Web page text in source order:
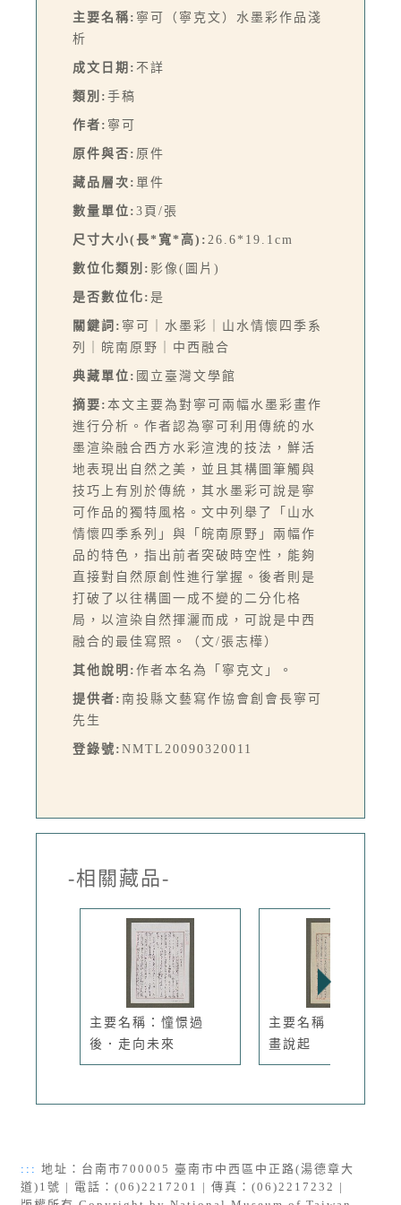
主要名稱: 寧可（寧克文）水墨彩作品淺
析
成文日期: 不詳
類別: 手稿
作者: 寧可
原件與否: 原件
藏品層次: 單件
數量單位: 3頁/張
尺寸大小(長*寬*高): 26.6*19.1cm
數位化類別: 影像(圖片)
是否數位化: 是
關鍵詞: 寧可｜水墨彩｜山水情懷四季系
列｜皖南原野｜中西融合
典藏單位: 國立臺灣文學館
摘要: 本文主要為對寧可兩幅水墨彩畫作
進行分析。作者認為寧可利用傳統的水
墨渲染融合西方水彩渲洩的技法，鮮活
地表現出自然之美，並且其構圖筆觸與
技巧上有別於傳統，其水墨彩可說是寧
可作品的獨特風格。文中列舉了「山水
情懷四季系列」與「皖南原野」兩幅作
品的特色，指出前者突破時空性，能夠
直接對自然原創性進行掌握。後者則是
打破了以往構圖一成不變的二分化格
局，以渲染自然揮灑而成，可說是中西
融合的最佳寫照。（文/張志樺）
其他說明: 作者本名為「寧克文」。
提供者: 南投縣文藝寫作協會創會長寧可
先生
登錄號: NMTL20090320011
-相關藏品-
主要名稱：憧憬過
後．走向未來
主要名稱：從洪通的
畫說起
::: 地址：台南市700005 臺南市中西區中正路(湯德章大
道)1號 | 電話：(06)2217201 | 傳真：(06)2217232 |